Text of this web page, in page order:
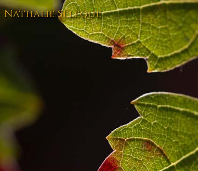
Nathalie Sélèque